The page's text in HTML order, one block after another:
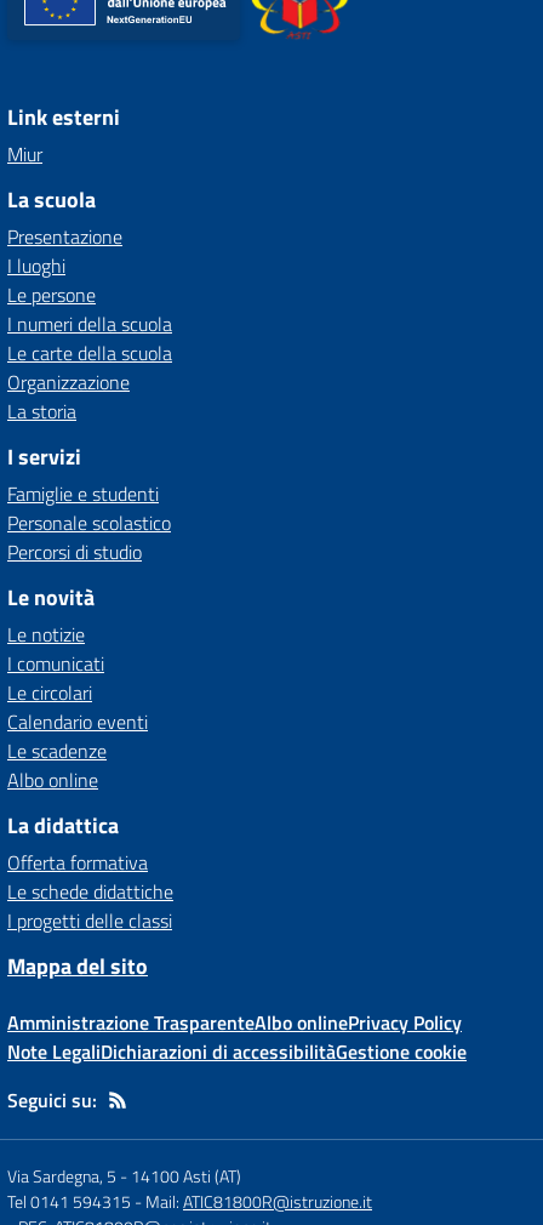
Link esterni
Miur
La scuola
Presentazione
I luoghi
Le persone
I numeri della scuola
Le carte della scuola
Organizzazione
La storia
I servizi
Famiglie e studenti
Personale scolastico
Percorsi di studio
Le novità
Le notizie
I comunicati
Le circolari
Calendario eventi
Le scadenze
Albo online
La didattica
Offerta formativa
Le schede didattiche
I progetti delle classi
Mappa del sito
Amministrazione TrasparenteAlbo onlinePrivacy Policy
Note LegaliDichiarazioni di accessibilitàGestione cookie
Seguici su:
Via Sardegna, 5 -14100 Asti (AT)
Tel 0141 594315 - Mail:ATIC81800R@istruzione.it